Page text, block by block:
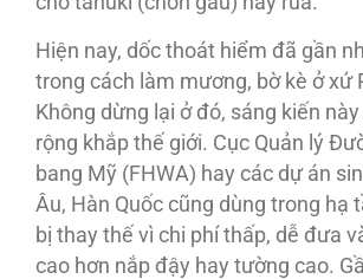
Hiện nay, dốc thoát hiểm đã gần
trong cách làm mương, bờ kè ở xứ
Không dừng lại ở đó, sáng kiến
rộng khắp thế giới. Cục Quản lý
bang Mỹ (FHWA) hay các dự án
Âu, Hàn Quốc cũng dùng trong hạ
bị thay thế vì chi phí thấp, dễ đưa
cao hơn nắp đậy hay tường cao.